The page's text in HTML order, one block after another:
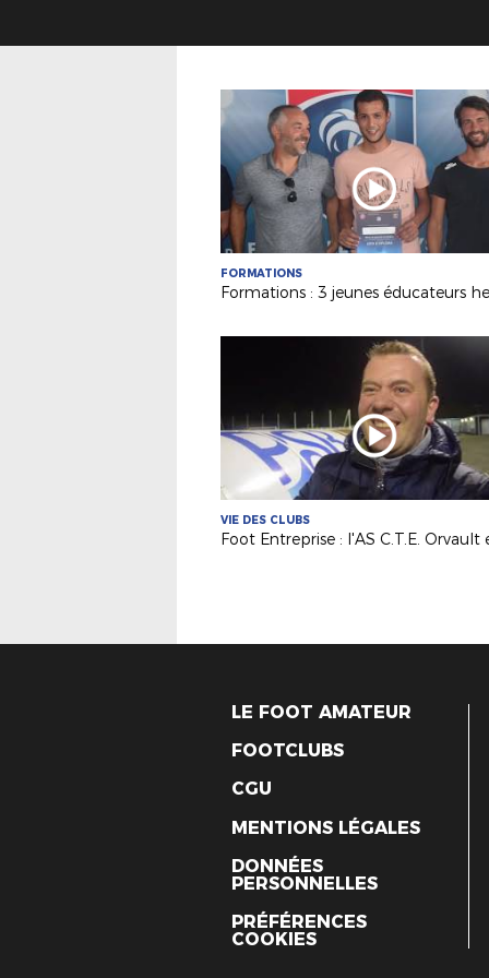
FORMATIONS
VIE DES CLUBS
LE FOOT AMATEUR
FOOTCLUBS
CGU
MENTIONS LÉGALES
DONNÉES
PERSONNELLES
PRÉFÉRENCES
COOKIES